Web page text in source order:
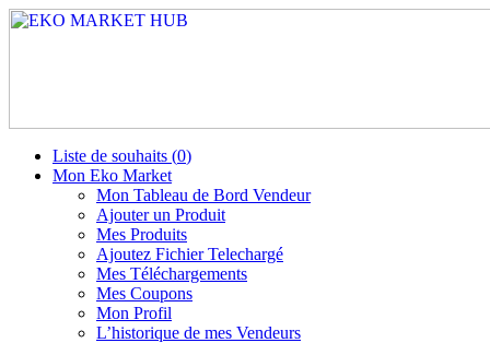
Liste de souhaits (0)
Mon Eko Market
Mon Tableau de Bord Vendeur
Ajouter un Produit
Mes Produits
Ajoutez Fichier Telechargé
Mes Téléchargements
Mes Coupons
Mon Profil
L’historique de mes Vendeurs